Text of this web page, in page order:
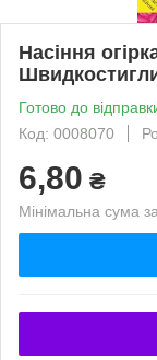
Насіння
Готово до
Код: 0008070
6,80 ₴
Мінімальна сума